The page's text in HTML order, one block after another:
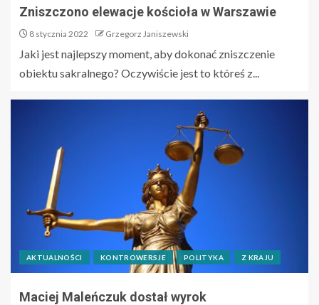
Zniszczono elewacje kościoła w Warszawie
8 stycznia 2022 Grzegorz Janiszewski
Jaki jest najlepszy moment, aby dokonać zniszczenie
obiektu sakralnego? Oczywiście jest to któreś z...
AKTUALNOŚCI KONTROWERSJE POLITYKA Z KRAJU
Maciej Maleńczuk dostał wyrok